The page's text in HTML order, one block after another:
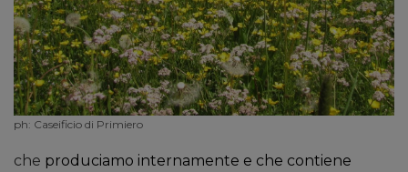
ph: Caseificio di Primiero
che produciamo internamente e che contiene